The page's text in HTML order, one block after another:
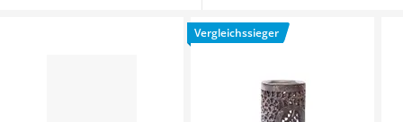
Überzeugt hat uns hier im August 2026 besonders das
mit seinen Eigenschaften.
Vergleichssieger